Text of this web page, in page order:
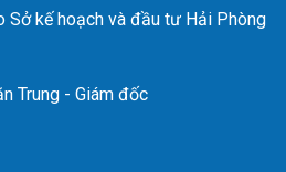
Sở kế hoạch và đầu tư Hải Phòng
Trung - Giám đốc